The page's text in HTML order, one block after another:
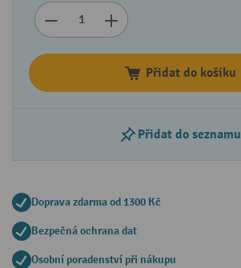
Přidat do košíku
Přidat do seznamu
Doprava zdarma od 1300 Kč
Bezpečná ochrana dat
Osobní poradenství při nákupu